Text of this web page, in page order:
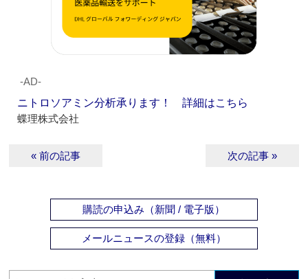
‐AD‐
ニトロソアミン分析承ります！ 詳細はこちら
蝶理株式会社
« 前の記事 次の記事 »
購読の申込み（新聞 / 電子版）
メールニュースの登録（無料）